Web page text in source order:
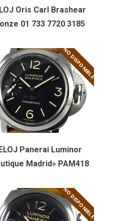
Oris Carl Brashear
01 733 7720 3185
NO DISPONIBLE
Panerai Luminor
Madrid» PAM418
NO DISPONIBLE